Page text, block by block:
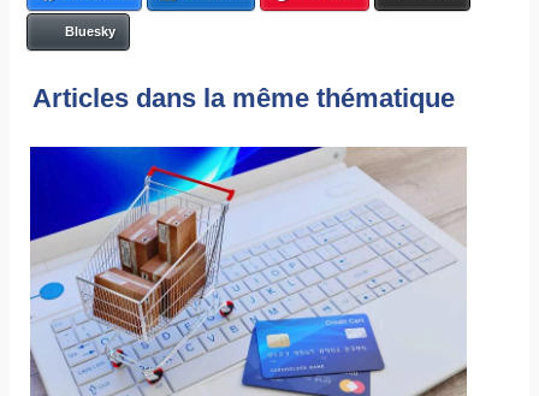
Bluesky
Articles dans la même thématique